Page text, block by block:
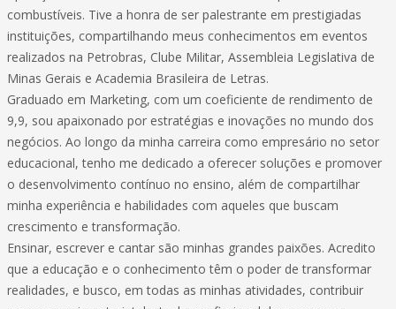
combustíveis. Tive a honra de ser palestrante em prestigiadas
instituições, compartilhando meus conhecimentos em eventos
realizados na Petrobras, Clube Militar, Assembleia Legislativa de
Minas Gerais e Academia Brasileira de Letras.
Graduado em Marketing, com um coeficiente de rendimento de
9,9, sou apaixonado por estratégias e inovações no mundo dos
negócios. Ao longo da minha carreira como empresário no setor
educacional, tenho me dedicado a oferecer soluções e promover
o desenvolvimento contínuo no ensino, além de compartilhar
minha experiência e habilidades com aqueles que buscam
crescimento e transformação.
Ensinar, escrever e cantar são minhas grandes paixões. Acredito
que a educação e o conhecimento têm o poder de transformar
realidades, e busco, em todas as minhas atividades, contribuir